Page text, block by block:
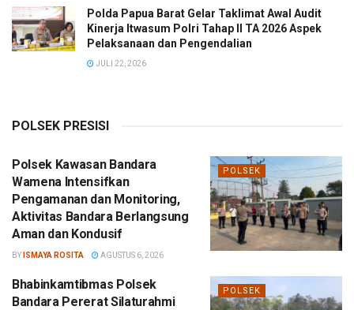
Polda Papua Barat Gelar Taklimat Awal Audit
Kinerja Itwasum Polri Tahap II TA 2026 Aspek
Pelaksanaan dan Pengendalian
JULI 22, 2026
POLSEK PRESISI
POLSEK
Polsek Kawasan Bandara
Wamena Intensifkan
Pengamanan dan Monitoring,
Aktivitas Bandara Berlangsung
Aman dan Kondusif
BY ISMAYA ROSITA AGUSTUS 6, 2026
POLSEK
Bhabinkamtibmas Polsek
Bandara Pererat Silaturahmi